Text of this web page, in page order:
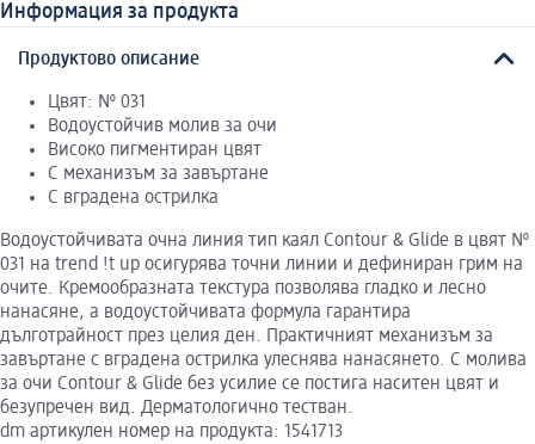
Информация за продукта
Продуктово описание
Цвят: № 031
Водоустойчив молив за очи
Високо пигментиран цвят
С механизъм за завъртане
С вградена острилка
Водоустойчивата очна линия тип каял Contour & Glide в цвят №
031 на trend !t up осигурява точни линии и дефиниран грим на
очите. Кремообразната текстура позволява гладко и лесно
нанасяне, а водоустойчивата формула гарантира
дълготрайност през целия ден. Практичният механизъм за
завъртане с вградена острилка улеснява нанасянето. С молива
за очи Contour & Glide без усилие се постига наситен цвят и
безупречен вид. Дерматологично тестван.
dm артикулен номер на продукта: 1541713